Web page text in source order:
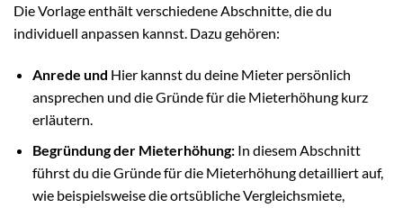
Die Vorlage enthält verschiedene Abschnitte, die du
individuell anpassen kannst. Dazu gehören:
Anrede und Hier kannst du deine Mieter persönlich
ansprechen und die Gründe für die Mieterhöhung kurz
erläutern.
Begründung der Mieterhöhung:In diesem Abschnitt
führst du die Gründe für die Mieterhöhung detailliert auf,
wie beispielsweise die ortsübliche Vergleichsmiete,